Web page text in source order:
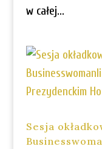
w całej...
Sesja